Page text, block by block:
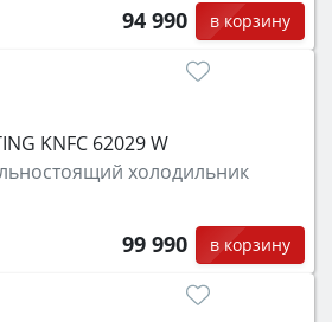
94 990 в корзину
KNFC 62029 W
холодильник
99 990 в корзину